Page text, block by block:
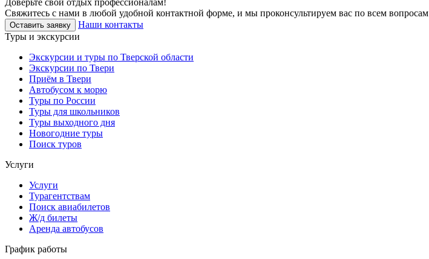
Свяжитесь с нами в любой удобной контактной форме, и мы проконсультируем вас по всем вопросам
Оставить заявку
Наши контакты
Туры и экскурсии
Экскурсии и туры по Тверской области
Экскурсии по Твери
Приём в Твери
Автобусом к морю
Туры по России
Туры для школьников
Туры выходного дня
Новогодние туры
Поиск туров
Услуги
Услуги
Турагентствам
Поиск авиабилетов
Ж/д билеты
Аренда автобусов
График работы